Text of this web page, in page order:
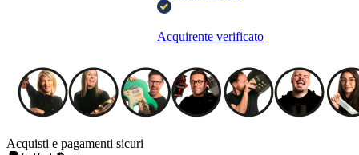
Acquirente verificato
Acquisti e pagamenti sicuri